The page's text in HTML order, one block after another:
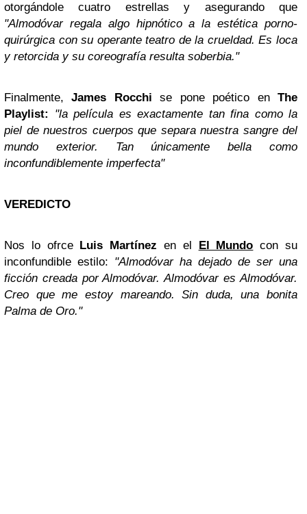
otorgándole cuatro estrellas y asegurando que
"Almodóvar regala algo hipnótico a la estética porno-
quirúrgica con su operante teatro de la crueldad. Es loca
y retorcida y su coreografía resulta soberbia."
Finalmente, James Rocchise pone poético enThe
Playlist: "la película es exactamente tan fina como la
piel de nuestros cuerpos que separa nuestra sangre del
mundo exterior. Tan únicamente bella como
inconfundiblemente imperfecta"
VEREDICTO
Nos lo ofrce Luis Martínez en el El Mundo con su
inconfundible estilo: "Almodóvar ha dejado de ser una
ficción creada por Almodóvar. Almodóvar es Almodóvar.
Creo que me estoy mareando. Sin duda, una bonita
Palma de Oro."